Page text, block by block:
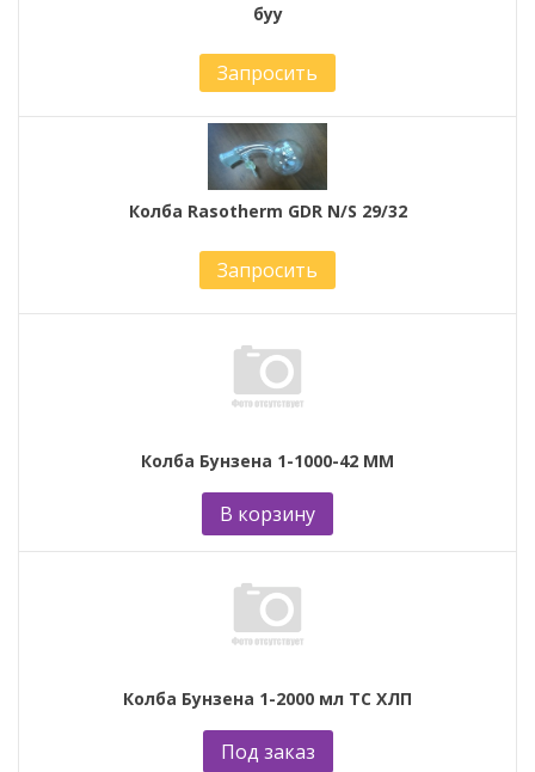
буу
Запросить
Колба Rasotherm GDR N/S 29/32
Запросить
Колба Бунзена 1-1000-42 ММ
В корзину
Колба Бунзена 1-2000 мл ТС ХЛП
Под заказ